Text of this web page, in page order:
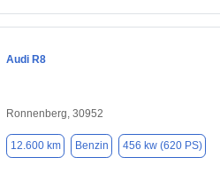
Audi R8
Ronnenberg, 30952
12.600 km Benzin 456 kw (620 PS)